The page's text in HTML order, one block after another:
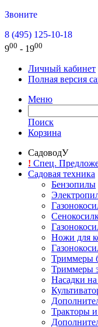
Звоните
8 (495) 125-10-18
900 - 1900
Личный кабинет
Полная версия
Меню
Поиск
Корзина
СадоводУ
! Спец.
Садовая техника
Бензопилы
Ножи для
Триммеры
Триммеры
Насадки
Тракторы